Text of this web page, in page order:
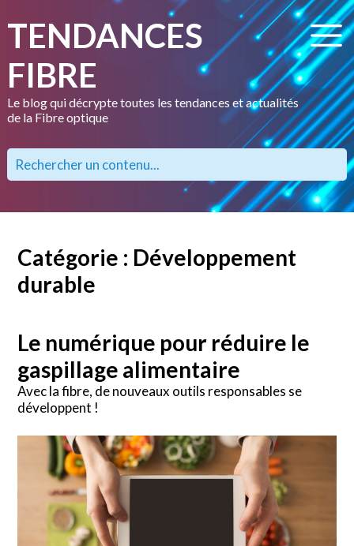
TENDANCES
FIBRE
Le blog qui décrypte toutes les tendances et actualités
de la Fibre optique
Catégorie : Développement
durable
Le numérique pour réduire le
gaspillage alimentaire
Avec la fibre, de nouveaux outils responsables se
développent !